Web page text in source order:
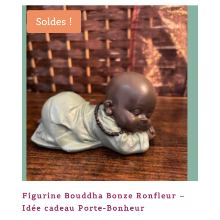
était :
16,50 €.
est :
13,20 €.
Soldes !
Figurine Bouddha Bonze Ronfleur –
Idée cadeau Porte-Bonheur